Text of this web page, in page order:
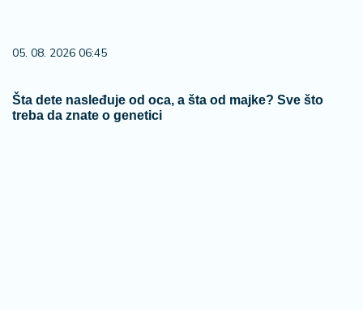
05. 08. 2026 06:45
Šta dete nasleđuje od oca, a šta od majke? Sve što
treba da znate o genetici